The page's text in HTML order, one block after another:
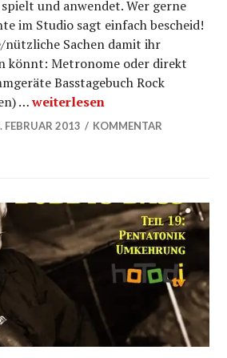
und anwendet. Wer gerne
im Studio sagt einfach bescheid!
Sachen damit ihr
könnt: Metronome oder direkt
Basstagebuch Rock
…C Pentatonik in der dritten
weiterlesen
FEBRUAR 2013
KOMMENTAR